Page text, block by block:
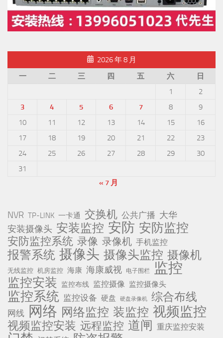
2026 年 8 月
一
二 三 四 五 六
日
1
2
3
4 5 6 7 8
9
10
11 12 13 14 15
16
17
18 19 20 21 22
23
24
25 26 27 28 29
30
31
« 7 月
NVR TP-LINK 一卡通 交换机 公共广播 大华
安装摄像头 安装监控 安防 安防监控
安防监控系统 录像 录像机 手机监控
报警系统 摄像头 摄像头监控 摄像机
无线监控 机房监控 海康 海康威视 电子围栏 监控
监控安装 监控布线 监控摄像 监控摄像头
监控系统 监控设备 硬盘 硬盘录像机 综合布线
网线 网络 网络监控 装监控 视频监控
视频监控安装 远程监控 道闸 重庆监控安装